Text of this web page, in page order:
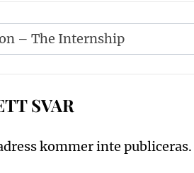
– The Internship
SVAR
kommer inte publiceras.